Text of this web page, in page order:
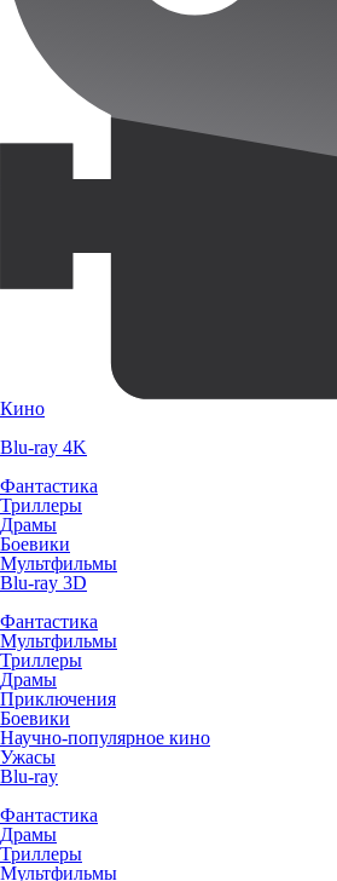
Кино
Blu-ray 4K
Фантастика
Триллеры
Драмы
Боевики
Мультфильмы
Blu-ray 3D
Фантастика
Мультфильмы
Триллеры
Драмы
Приключения
Боевики
Научно-популярное кино
Ужасы
Blu-ray
Фантастика
Драмы
Триллеры
Мультфильмы